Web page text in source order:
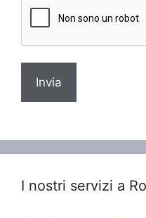
I nostri servizi a